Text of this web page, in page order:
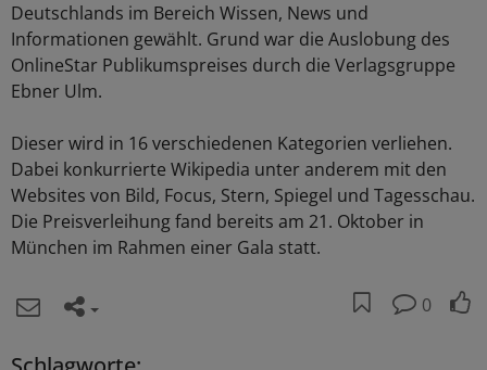
Deutschlands im Bereich Wissen, News und
Informationen gewählt. Grund war die Auslobung des
OnlineStar Publikumspreises durch die Verlagsgruppe
Ebner Ulm.
Dieser wird in 16 verschiedenen Kategorien verliehen.
Dabei konkurrierte Wikipedia unter anderem mit den
Websites von Bild, Focus, Stern, Spiegel und Tagesschau.
Die Preisverleihung fand bereits am 21. Oktober in
München im Rahmen einer Gala statt.
0